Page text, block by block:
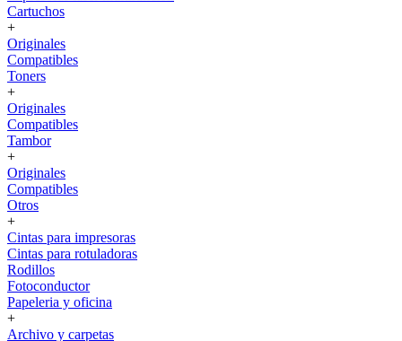
Cartuchos
+
Originales
Compatibles
Toners
+
Originales
Compatibles
Tambor
+
Originales
Compatibles
Otros
+
Cintas para impresoras
Cintas para rotuladoras
Rodillos
Fotoconductor
Papeleria y oficina
+
Archivo y carpetas